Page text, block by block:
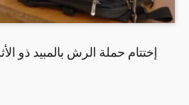
إختتام حملة الرش بالمبيد ذو